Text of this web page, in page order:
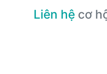
Liên hệ cơ